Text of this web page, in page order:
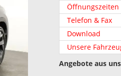
Öffnungszeiten
Telefon & Fax
Download
Unsere
Angebote aus